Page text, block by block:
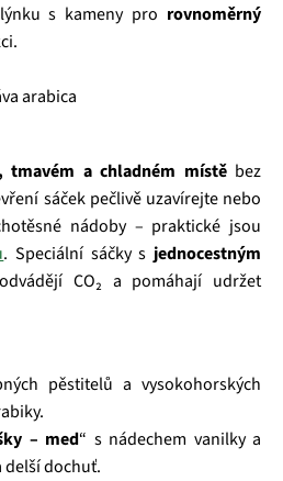
s kameny pro rovnoměrný
arabica
tmavém a chladném místěbez
sáček pečlivě uzavírejte nebo
nádoby – praktické jsou
. Speciální sáčky s jednocestným
CO₂ a pomáhají udržet
pěstitelů a vysokohorských
– med“ s nádechem vanilky a
delší dochuť.